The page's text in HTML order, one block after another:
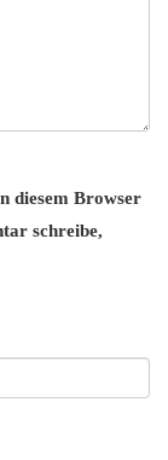
diesem Browser
schreibe,